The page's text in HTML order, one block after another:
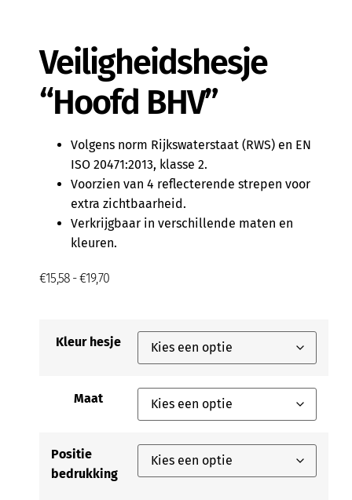
Veiligheidshesje
“Hoofd BHV”
Volgens norm Rijkswaterstaat (RWS) en EN
ISO 20471:2013, klasse 2.
Voorzien van 4 reflecterende strepen voor
extra zichtbaarheid.
Verkrijgbaar in verschillende maten en
kleuren.
€15,58 -€19,70
Kleur hesje
Maat
Positie
bedrukking